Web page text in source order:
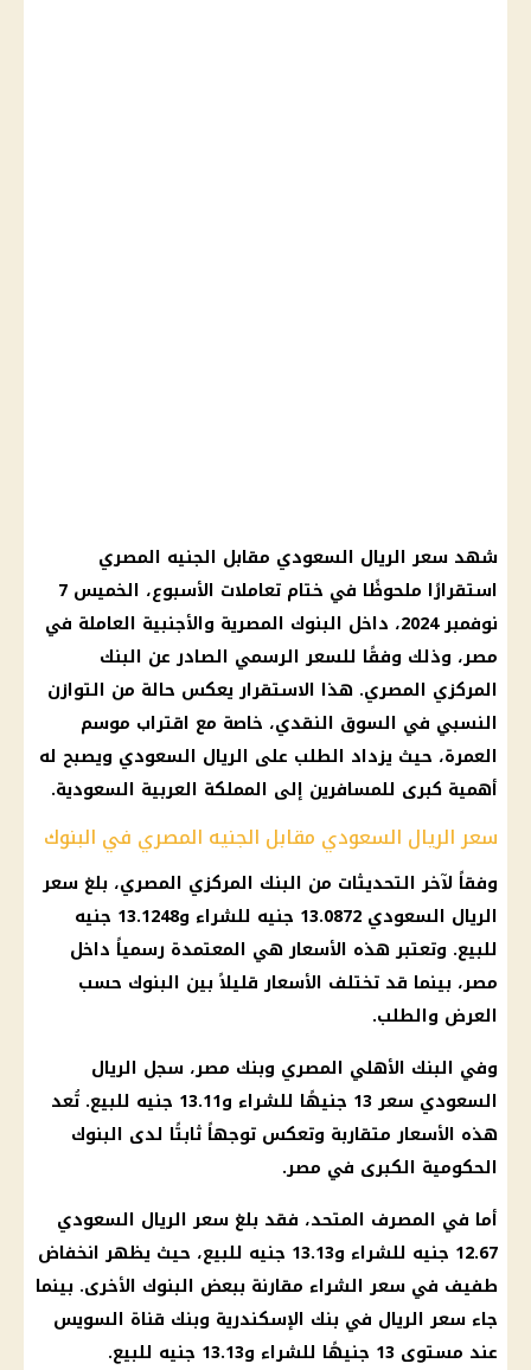
شهد سعر الريال السعودي مقابل الجنيه المصري
استقرارًا ملحوظًا في ختام تعاملات الأسبوع، الخميس 7
نوفمبر 2024، داخل البنوك المصرية والأجنبية العاملة في
مصر، وذلك وفقًا للسعر الرسمي الصادر عن البنك
المركزي المصري. هذا الاستقرار يعكس حالة من التوازن
النسبي في السوق النقدي، خاصة مع اقتراب موسم
العمرة، حيث يزداد الطلب على الريال السعودي ويصبح له
أهمية كبرى للمسافرين إلى المملكة العربية السعودية.
سعر الريال السعودي مقابل الجنيه المصري في البنوك
وفقاً لآخر التحديثات من البنك المركزي المصري، بلغ سعر
الريال السعودي 13.0872 جنيه للشراء و13.1248 جنيه
للبيع. وتعتبر هذه الأسعار هي المعتمدة رسمياً داخل
مصر، بينما قد تختلف الأسعار قليلاً بين البنوك حسب
العرض والطلب.
وفي البنك الأهلي المصري وبنك مصر، سجل الريال
السعودي سعر 13 جنيهًا للشراء و13.11 جنيه للبيع. تُعد
هذه الأسعار متقاربة وتعكس توجهاً ثابتًا لدى البنوك
الحكومية الكبرى في مصر.
أما في المصرف المتحد، فقد بلغ سعر الريال السعودي
12.67 جنيه للشراء و13.13 جنيه للبيع، حيث يظهر انخفاض
طفيف في سعر الشراء مقارنة ببعض البنوك الأخرى. بينما
جاء سعر الريال في بنك الإسكندرية وبنك قناة السويس
عند مستوى 13 جنيهًا للشراء و13.13 جنيه للبيع.